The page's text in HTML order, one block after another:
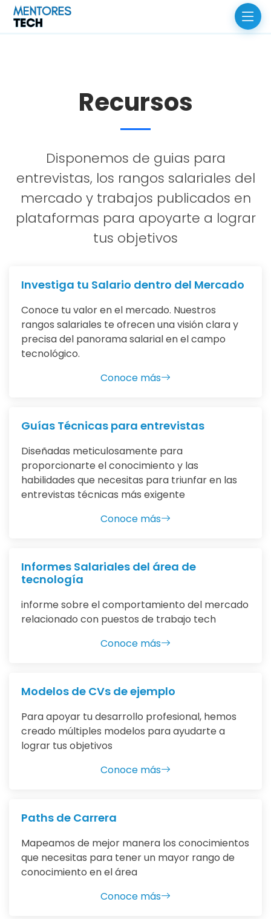
Recursos
Disponemos de guias para
entrevistas, los rangos salariales del
mercado y trabajos publicados en
plataformas para apoyarte a lograr
tus objetivos
Investiga tu Salario dentro del Mercado
Conoce tu valor en el mercado. Nuestros
rangos salariales te ofrecen una visión clara y
precisa del panorama salarial en el campo
tecnológico.
Conoce más
Guías Técnicas para entrevistas
Diseñadas meticulosamente para
proporcionarte el conocimiento y las
habilidades que necesitas para triunfar en las
entrevistas técnicas más exigente
Conoce más
Informes Salariales del área de
tecnología
informe sobre el comportamiento del mercado
relacionado con puestos de trabajo tech
Conoce más
Modelos de CVs de ejemplo
Para apoyar tu desarrollo profesional, hemos
creado múltiples modelos para ayudarte a
lograr tus objetivos
Conoce más
Paths de Carrera
Mapeamos de mejor manera los conocimientos
que necesitas para tener un mayor rango de
conocimiento en el área
Conoce más